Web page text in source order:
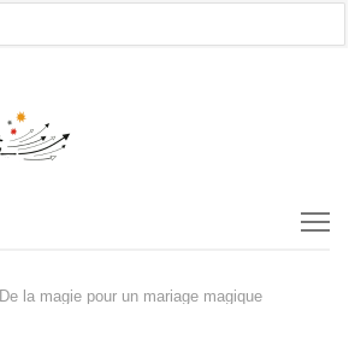
De la magie pour un mariage magique